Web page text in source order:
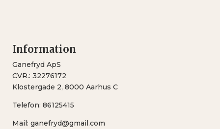
Information
Ganefryd ApS
CVR.: 32276172
Klostergade 2, 8000 Aarhus C
Telefon: 86125415
Mail: ganefryd@gmail.com